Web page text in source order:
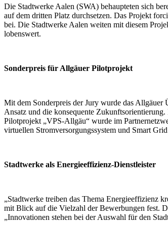
Die Stadtwerke Aalen (SWA) behaupteten sich
auf dem dritten Platz durchsetzen. Das Projekt
bei. Die Stadtwerke Aalen weiten mit diesem
lobenswert.
Sonderpreis für Allgäuer Pilotprojekt
Mit dem Sonderpreis der Jury wurde das
Ansatz und die konsequente
Pilotprojekt „VPS-Allgäu“ wurde im
virtuellen Stromversorgungssystem und Smart
Stadtwerke als Energieeffizienz-Dienstleister
„Stadtwerke treiben das Thema Energieeffizienz
mit Blick auf die Vielzahl der Bewerbungen fest.
„Innovationen stehen bei der Auswahl für den